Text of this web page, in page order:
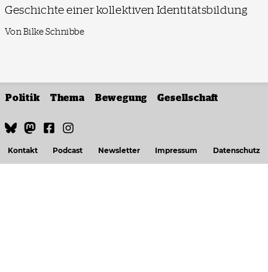
Geschichte einer kollektiven Identitätsbildung
Von Bilke Schnibbe
Politik Thema Bewegung Gesellschaft
Kontakt Podcast Newsletter Impressum Datenschutz